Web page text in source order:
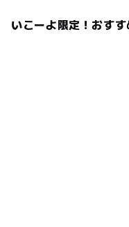
いこーよ限定！おす